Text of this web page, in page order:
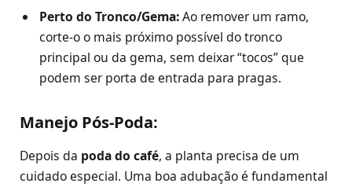
Perto do Tronco/Gema:Ao remover um ramo,
corte-o o mais próximo possível do tronco
principal ou da gema, sem deixar “tocos” que
podem ser porta de entrada para pragas.
Manejo Pós-Poda:
Depois da poda do café, a planta precisa de um
cuidado especial. Uma boa adubação é fundamental